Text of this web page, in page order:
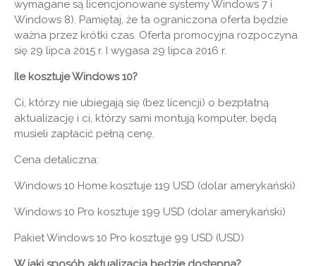
wymagane są licencjonowane systemy Windows 7 i
Windows 8). Pamiętaj, że ta ograniczona oferta będzie
ważna przez krótki czas. Oferta promocyjna rozpoczyna
się 29 lipca 2015 r. I wygasa 29 lipca 2016 r.
Ile kosztuje Windows 10?
Ci, którzy nie ubiegają się (bez licencji) o bezpłatną
aktualizację i ci, którzy sami montują komputer, będą
musieli zapłacić pełną cenę.
Cena detaliczna:
Windows 10 Home kosztuje 119 USD (dolar amerykański)
Windows 10 Pro kosztuje 199 USD (dolar amerykański)
Pakiet Windows 10 Pro kosztuje 99 USD (USD)